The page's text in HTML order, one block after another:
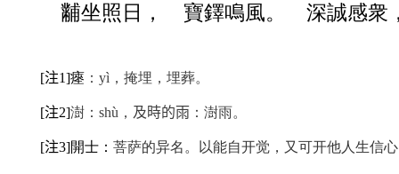
黼坐照日， 寶鐸鳴風。 深誠感衆
[注1]瘞 ： yì，掩埋，埋葬。
[注2]澍： shù， 及時的雨 ：澍雨。
[注3]開士： 菩萨的异名。以能自开觉，又可开他人生信